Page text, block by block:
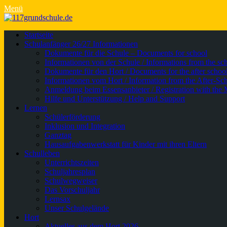
Menü
Primäres
Menü
Zum
Inhalt
Startseite
Schulanfänger 26/27 Informationen
Dokumente für die Schule – Documents for school
Informationen von der Schule / Informations from the
Dokumente für den Hort / Documents for the after
Informationen vom Hort / Information from the After-
Anmeldung beim Essensanbieter / Registration with the
Hilfe und Unterstützung / Help and Support
Lernen
Schülerförderung
Inklusion und Integration
Ganztag
Hausaufgabenwerkstatt für Kinder mit ihren Eltern
Schulleben
Unterrichtszeiten
Schuljahresplan
Schulwegweiser
Das Vorschuljahr
Lernsax
Unser Schulgelände
Hort